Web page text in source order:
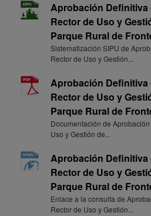
Aprobación Definitiva
Rector de Uso y
Parque Rural de
Sistematización SIPU de
Rector de Uso y Gestión...
Aprobación Definitiva
Rector de Uso y
Parque Rural de
Documentación de
Uso y Gestión de...
Aprobación Definitiva
Rector de Uso y
Parque Rural de
Enlace a la consulta de
Rector de Uso y Gestión...